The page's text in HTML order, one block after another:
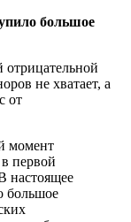
большое
не хватает, а
от
момент
первой
настоящее
большое